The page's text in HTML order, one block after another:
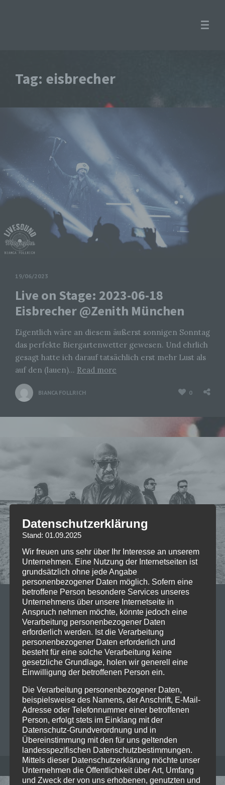
Tag: eisbrecher
19/06/2023
Live on Stage: 2023-06-18
Eisbrecher @Zenith München
Eigentlich wäre an diesem äußerst sonnigen Sonntag
das perfekte Biergartenwetter gewesen. Und ehrlich
gesagt hatte ich darauf tatsächlich erst mehr Lust als
auf den (lauen)… Read more
BIANCA FOLLRICH 0
05/05/2023
Vorankündigung: 2023-06-18
Eisbrecher @Zenith München
Seit mittlerweile stolzen 20 Jahren bereichern
Eisbrecher die Deutsche Musikszene mit ihrer „neuen
Alexander „Alexx“ Wesselsky und Leadgitarrist…Read
more
BIANCA FOLLRICH
Datenschutzerklärung
Stand: 01.09.2025
Wir freuen uns sehr über Ihr Interesse an unserem
Unternehmen. Eine Nutzung der Internetseiten ist
grundsätzlich ohne jede Angabe
personenbezogener Daten möglich. Sofern eine
betroffene Person besondere Services unseres
Unternehmens über unsere Internetseite in
Anspruch nehmen möchte, könnte jedoch eine
Verarbeitung personenbezogener Daten
erforderlich werden. Ist die Verarbeitung
personenbezogener Daten erforderlich und
besteht für eine solche Verarbeitung keine
gesetzliche Grundlage, holen wir generell eine
Einwilligung der betroffenen Person ein.
Die Verarbeitung personenbezogener Daten,
beispielsweise des Namens, der Anschrift, E-Mail-
Adresse oder Telefonnummer einer betroffenen
Person, erfolgt stets im Einklang mit der
Datenschutz-Grundverordnung und in
Übereinstimmung mit den für uns geltenden
landesspezifischen Datenschutzbestimmungen.
Mittels dieser Datenschutzerklärung möchte unser
Unternehmen die Öffentlichkeit über Art, Umfang
und Zweck der von uns erhobenen, genutzten und